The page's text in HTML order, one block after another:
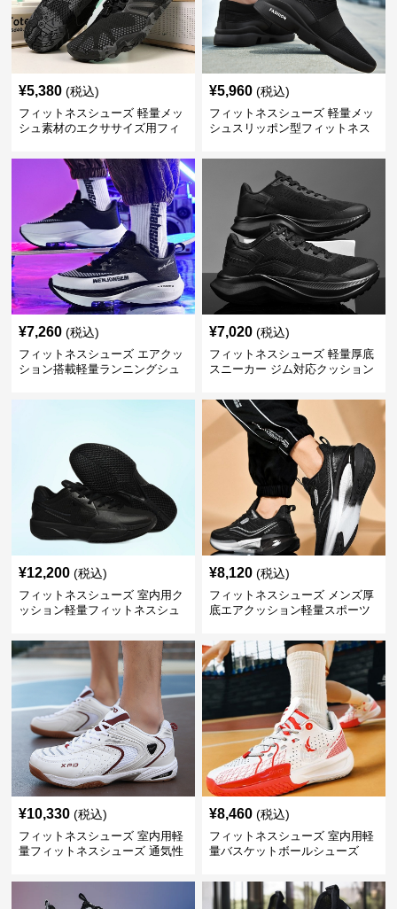
¥5,380 (税込)
フィットネスシューズ 軽量メッ
シュ素材のエクササイズ用フィ
¥5,960 (税込)
フィットネスシューズ 軽量メッ
シュスリッポン型フィットネス
¥7,260 (税込)
フィットネスシューズ エアクッ
ション搭載軽量ランニングシュ
¥7,020 (税込)
フィットネスシューズ 軽量厚底
スニーカー ジム対応クッション
¥12,200 (税込)
フィットネスシューズ 室内用ク
ッション軽量フィットネスシュ
¥8,120 (税込)
フィットネスシューズ メンズ厚
底エアクッション軽量スポーツ
¥10,330 (税込)
フィットネスシューズ 室内用軽
量フィットネスシューズ 通気性
¥8,460 (税込)
フィットネスシューズ 室内用軽
量バスケットボールシューズ